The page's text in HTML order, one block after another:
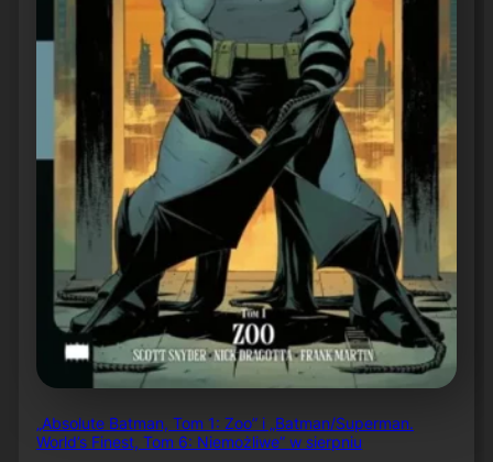
„Absolute Batman, Tom 1: Zoo” i „Batman/Superman.
World’s Finest, Tom 6: Niemożliwe” w sierpniu